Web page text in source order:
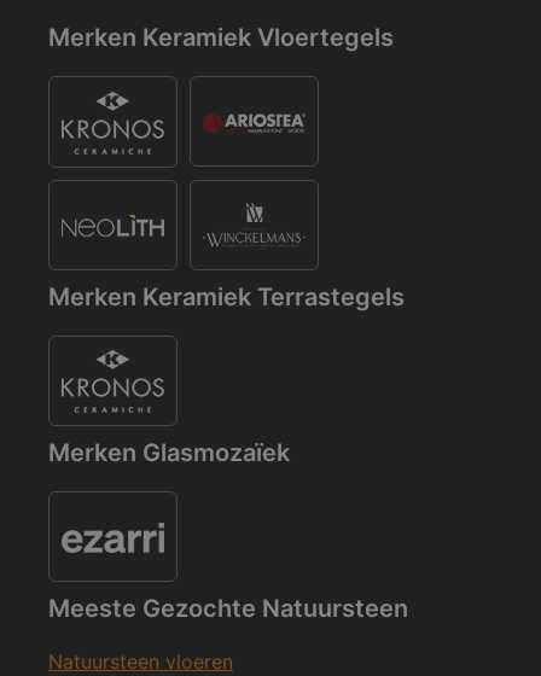
Merken Keramiek Vloertegels
Merken Keramiek Terrastegels
Merken Glasmozaïek
Meeste Gezochte Natuursteen
Natuursteen vloeren